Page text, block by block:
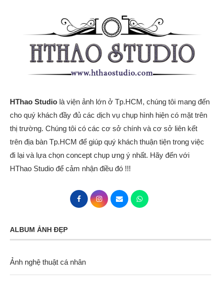
HThao Studio là viện ảnh lớn ở Tp.HCM, chúng tôi mang đến
cho quý khách đầy đủ các dịch vụ chụp hình hiện có mặt trên
thị trường. Chúng tôi có các cơ sở chính và cơ sở liên kết
trên địa bàn Tp.HCM để giúp quý khách thuận tiện trong việc
đi lại và lựa chọn concept chụp ưng ý nhất. Hãy đến với
HThao Studio để cảm nhận điều đó !!!
ALBUM ẢNH ĐẸP
Ảnh nghệ thuật cá nhân